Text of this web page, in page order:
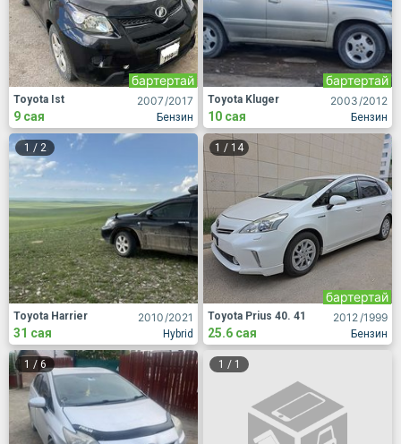
2007/2017
Бензин
бартертай
Toyota Ist
9 сая
2003/2012
Бензин
бартертай
Toyota Kluger
10 сая
1 / 2
2010/2021
Hybrid
Toyota Harrier
31 сая
1 / 14
2012/1999
Бензин
бартертай
Toyota Prius 40. 41
25.6 сая
1 / 6 1 / 1